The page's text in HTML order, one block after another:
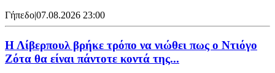
Γήπεδο|07.08.2026 23:00
Η Λίβερπουλ βρήκε τρόπο να νιώθει πως ο Ντιόγο
Ζότα θα είναι πάντοτε κοντά της...